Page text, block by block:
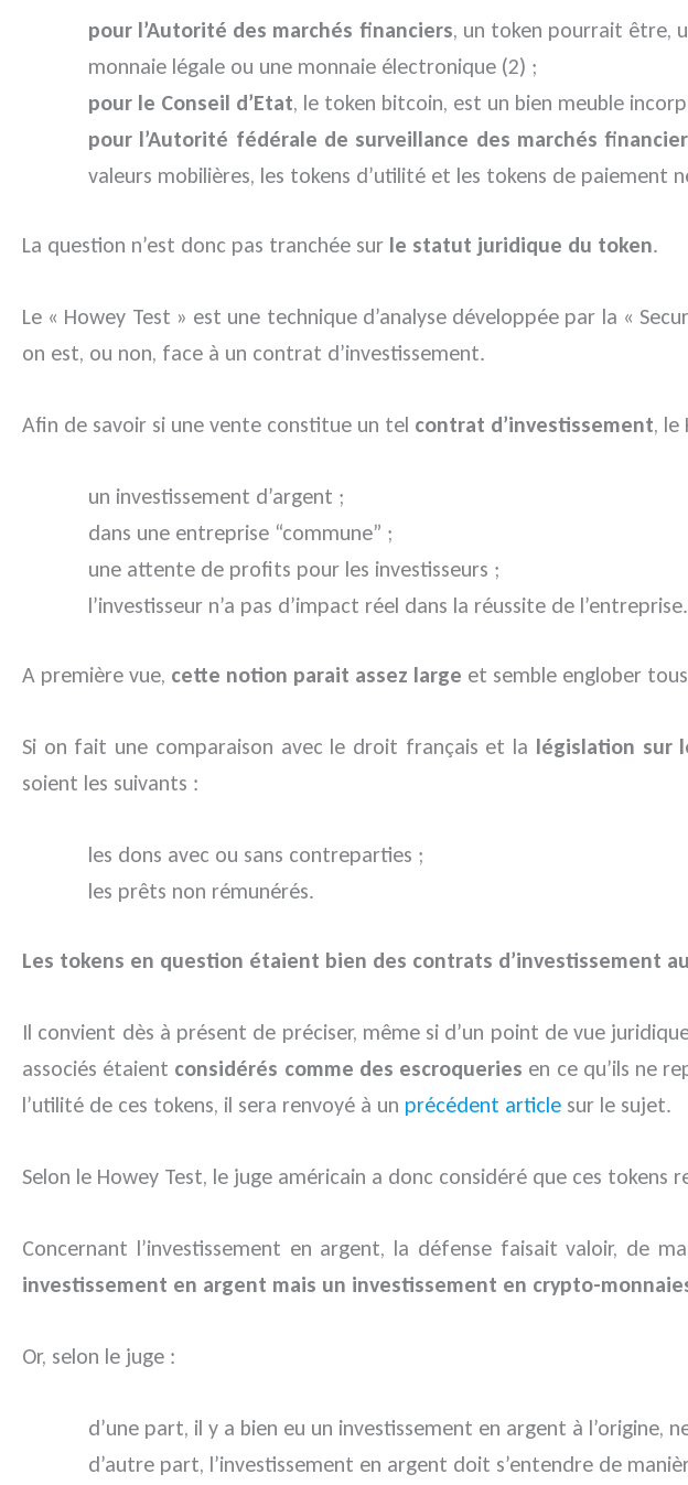
pour l’Autorité des marchés financiers, un token pourrait être,
monnaie légale ou une monnaie électronique (2) ;
pour le Conseil d’Etat, le token bitcoin, est un bien meuble
pour l’Autorité fédérale de surveillance des marchés
valeurs mobilières, les tokens d’utilité et les tokens de
La question n’est donc pas tranchée sur le statut juridique du token.
Le « Howey Test » est une technique d’analyse développée par la «
on est, ou non, face à un contrat d’investissement.
Afin de savoir si une vente constitue un tel contrat d’investissement, le
un investissement d’argent ;
dans une entreprise “commune” ;
une attente de profits pour les investisseurs ;
l’investisseur n’a pas d’impact réel dans la réussite de l’entreprise.
A première vue, cette notion parait assez large et semble englober
Si on fait une comparaison avec le droit français et la législation sur
soient les suivants :
les dons avec ou sans contreparties ;
les prêts non rémunérés.
Les tokens en question étaient bien des contrats d’investissement
Il convient dès à présent de préciser, même si d’un point de vue
associés étaient considérés comme des escroqueries en ce qu’ils ne
l’utilité de ces tokens, il sera renvoyé à un précédent article sur le sujet.
Selon le Howey Test, le juge américain a donc considéré que ces tokens
Concernant l’investissement en argent, la défense faisait valoir, de
investissement en argent mais un investissement en crypto-
Or, selon le juge :
d’une part, il y a bien eu un investissement en argent à
d’autre part, l’investissement en argent doit s’entendre de